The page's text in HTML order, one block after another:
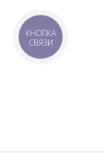
КНОПКА
СВЯЗИ